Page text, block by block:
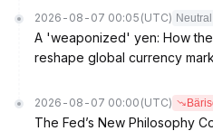
2026-08-07 00:05 (UTC) Neutral
A 'weaponized' yen: How
reshape global currency
2026-08-07 00:00 (UTC)
The Fed’s New Philosophy